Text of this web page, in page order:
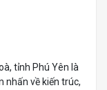
tỉnh Phú Yên là
nhấn về kiến trúc,